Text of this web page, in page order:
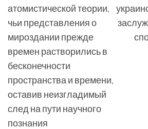
атомистической теории,
чьи представления о
мироздании прежде
времен растворились в
бесконечности
пространства и времени,
оставив неизгладимый
след на пути научного
познания